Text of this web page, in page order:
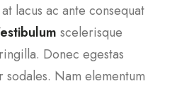
la natura
lacus ac ante consequat
scelerisque
Donec egestas
Nam elementum